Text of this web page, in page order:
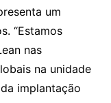
um
“Estamos
nas
na unidade
implantação